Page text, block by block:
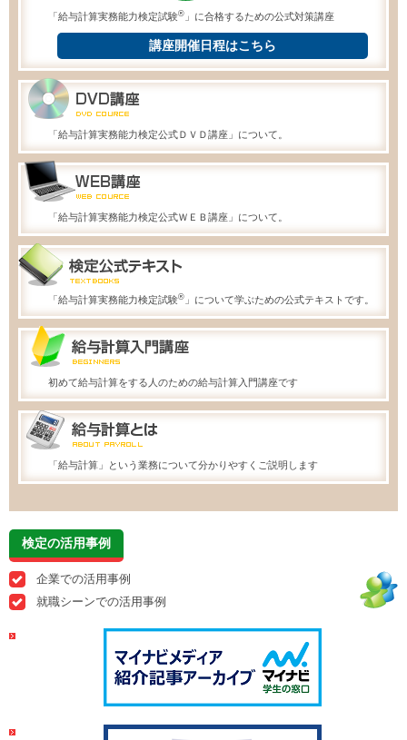
「給与計算実務能力検定試験® 」に合格するための公式対策講座
講座開催日程はこちら
「給与計算実務能力検定公式ＤＶＤ講座」について。
「給与計算実務能力検定公式ＷＥＢ講座」について。
「給与計算実務能力検定試験® 」について学ぶための公式テキストです。
初めて給与計算をする人のための給与計算入門講座です
「給与計算」という業務について分かりやすくご説明します
検定の活用事例
企業での活用事例
就職シーンでの活用事例